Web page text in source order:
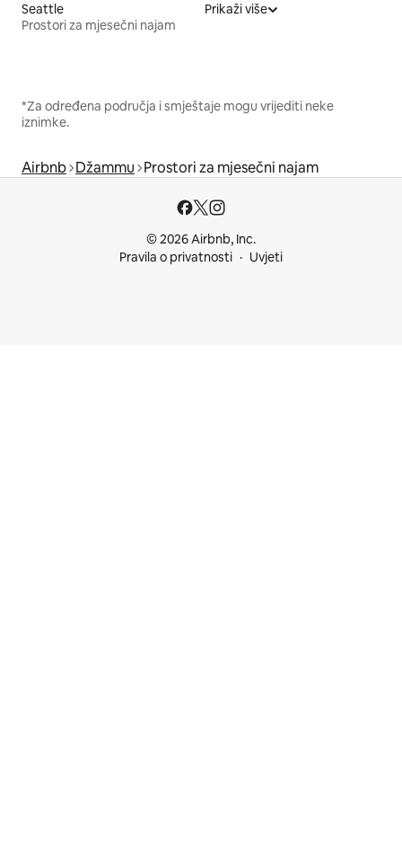
Seattle
Prostori za mjesečni najam
Prikaži više
*Za određena područja i smještaje mogu vrijediti neke
iznimke.
Airbnb Džammu Prostori za mjesečni najam
© 2026 Airbnb, Inc.
Pravila o privatnosti
Uvjeti